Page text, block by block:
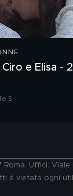
e Elisa -
5
Uffici:
è vietata ogni